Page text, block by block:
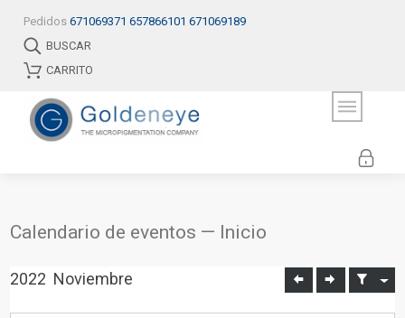
Pedidos 671069371 657866101 671069189
BUSCAR
CARRITO
Calendario de eventos — Inicio
2022 Noviembre